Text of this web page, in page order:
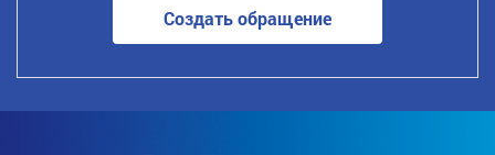
Создать обращение